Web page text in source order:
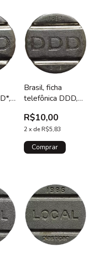
Brasil, ficha
telefônica DDD,
R$10,00
2 x de R$5,83